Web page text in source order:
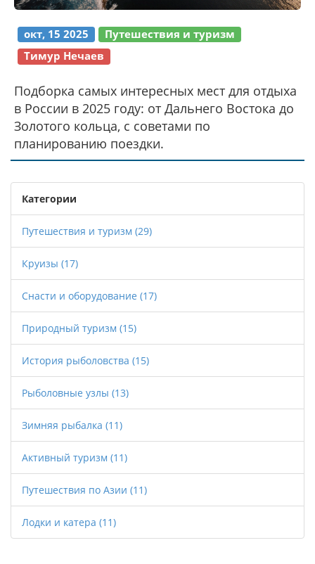
окт, 15 2025
Путешествия и туризм
Тимур Нечаев
Подборка самых интересных мест для отдыха
в России в 2025 году: от Дальнего Востока до
Золотого кольца, с советами по
планированию поездки.
Категории
Путешествия и туризм (29)
Круизы (17)
Снасти и оборудование (17)
Природный туризм (15)
История рыболовства (15)
Рыболовные узлы (13)
Зимняя рыбалка (11)
Активный туризм (11)
Путешествия по Азии (11)
Лодки и катера (11)